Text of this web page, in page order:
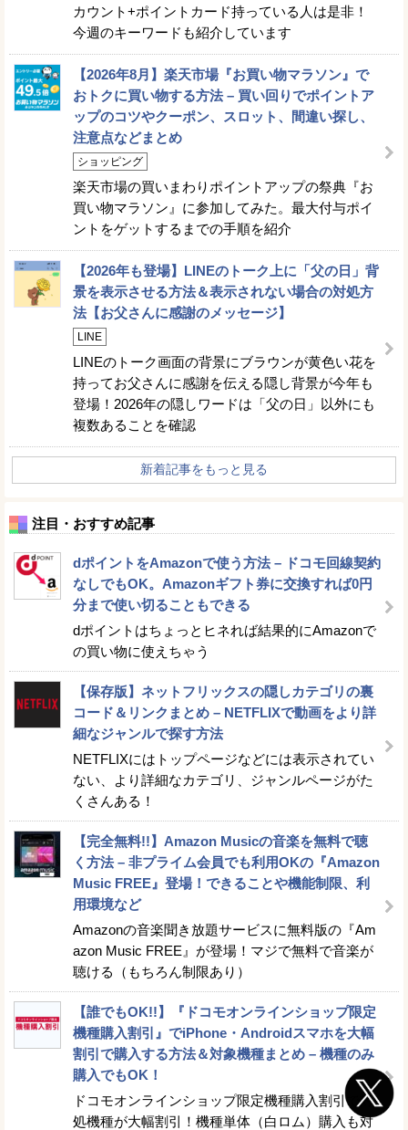
カウント+ポイントカード持っている人は是非！
今週のキーワードも紹介しています
【2026年8月】楽天市場『お買い物マラソン』で
おトクに買い物する方法 – 買い回りでポイントア
ップのコツやクーポン、スロット、間違い探し、
注意点などまとめ
ショッピング
楽天市場の買いまわりポイントアップの祭典『お
買い物マラソン』に参加してみた。最大付与ポイ
ントをゲットするまでの手順を紹介
【2026年も登場】LINEのトーク上に「父の日」背
景を表示させる方法＆表示されない場合の対処方
法【お父さんに感謝のメッセージ】
LINE
LINEのトーク画面の背景にブラウンが黄色い花を
持ってお父さんに感謝を伝える隠し背景が今年も
登場！2026年の隠しワードは「父の日」以外にも
複数あることを確認
新着記事をもっと見る
注目・おすすめ記事
dポイントをAmazonで使う方法 – ドコモ回線契約
なしでもOK。Amazonギフト券に交換すれば0円
分まで使い切ることもできる
dポイントはちょっとヒネれば結果的にAmazonで
の買い物に使えちゃう
【保存版】ネットフリックスの隠しカテゴリの裏
コード＆リンクまとめ – NETFLIXで動画をより詳
細なジャンルで探す方法
NETFLIXにはトップページなどには表示されてい
ない、より詳細なカテゴリ、ジャンルページがた
くさんある！
【完全無料!!】Amazon Musicの音楽を無料で聴
く方法 – 非プライム会員でも利用OKの『Amazon
Music FREE』登場！できることや機能制限、利
用環境など
Amazonの音楽聞き放題サービスに無料版の『Am
azon Music FREE』が登場！マジで無料で音楽が
聴ける（もちろん制限あり）
【誰でもOK!!】『ドコモオンラインショップ限定
機種購入割引』でiPhone・Androidスマホを大幅
割引で購入する方法＆対象機種まとめ – 機種のみ
購入でもOK！
ドコモオンラインショップ限定機種購入割引で対
処機種が大幅割引！機種単体（白ロム）購入も対